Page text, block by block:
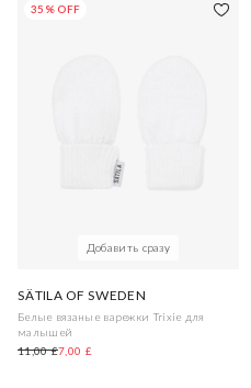
35% OFF
Добавить сразу
SÄTILA OF SWEDEN
Белые вязаные варежки Trixie для
малышей
11,00 £7,00 £